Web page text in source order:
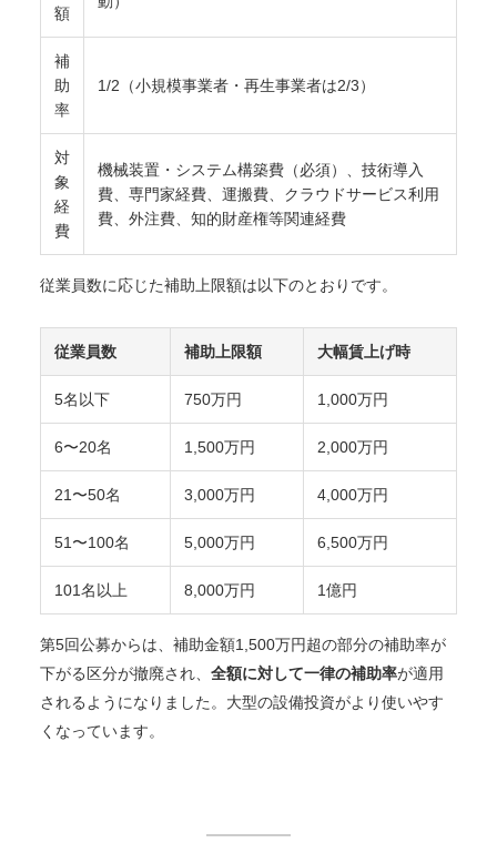
額
補
助
率
1/2（小規模事業者・再生事業者は2/3）
対
象
経
費
機械装置・システム構築費（必須）、技術導入
費、専門家経費、運搬費、クラウドサービス利用
費、外注費、知的財産権等関連経費
従業員数に応じた補助上限額は以下のとおりです。
従業員数 補助上限額 大幅賃上げ時
5名以下 750万円 1,000万円
6〜20名 1,500万円 2,000万円
21〜50名 3,000万円 4,000万円
51〜100名 5,000万円 6,500万円
101名以上 8,000万円 1億円
第5回公募からは、補助金額1,500万円超の部分の補助率が
下がる区分が撤廃され、 全額に対して一律の補助率が適用
されるようになりました。大型の設備投資がより使いやす
くなっています。